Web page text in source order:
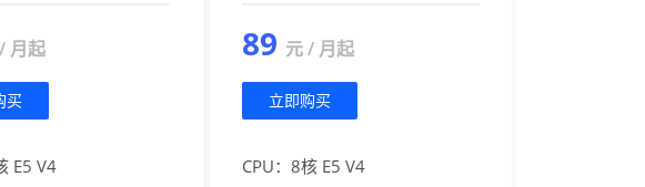
月起
买
E5 V4
89 元 / 月起
立即购买
CPU：8核 E5 V4